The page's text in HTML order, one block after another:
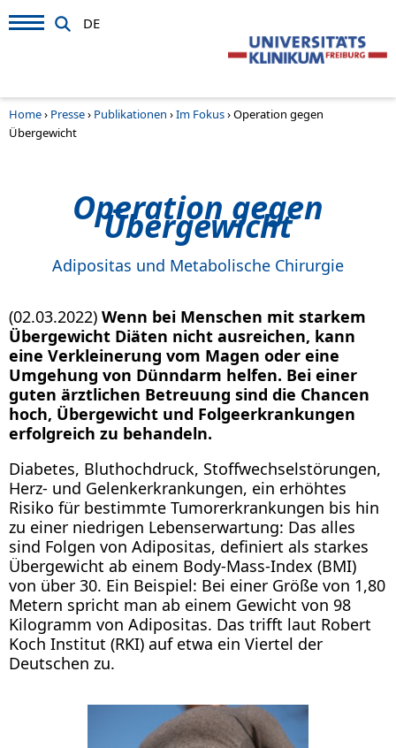
DE
Home› Presse› Publikationen ›Im Fokus›Operation gegen
Übergewicht
Operation gegen
Übergewicht
Adipositas und Metabolische Chirurgie
(02.03.2022) Wenn bei Menschen mit starkem
Übergewicht Diäten nicht ausreichen, kann
eine Verkleinerung vom Magen oder eine
Umgehung von Dünndarm helfen. Bei einer
guten ärztlichen Betreuung sind die Chancen
hoch, Übergewicht und Folgeerkrankungen
erfolgreich zu behandeln.
Diabetes, Bluthochdruck, Stoffwechselstörungen,
Herz- und Gelenkerkrankungen, ein erhöhtes
Risiko für bestimmte Tumorerkrankungen bis hin
zu einer niedrigen Lebenserwartung: Das alles
sind Folgen von Adipositas, definiert als starkes
Übergewicht ab einem Body-Mass-Index (BMI)
von über 30. Ein Beispiel: Bei einer Größe von 1,80
Metern spricht man ab einem Gewicht von 98
Kilogramm von Adipositas. Das trifft laut Robert
Koch Institut (RKI) auf etwa ein Viertel der
Deutschen zu.